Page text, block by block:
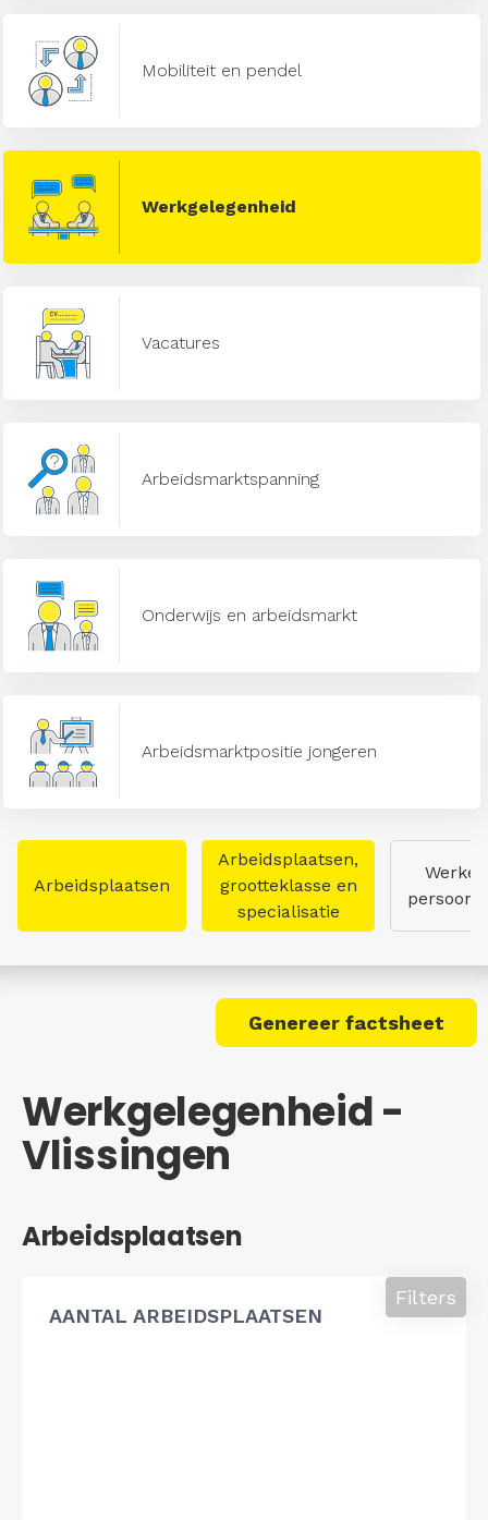
Mobiliteit en pendel
Werkgelegenheid
Vacatures
Arbeidsmarktspanning
Onderwijs en arbeidsmarkt
Arbeidsmarktpositie jongeren
Arbeidsplaatsen
Arbeidsplaatsen,
grootteklasse en
specialisatie
Genereer factsheet
Werkgelegenheid -
Vlissingen
Arbeidsplaatsen
AANTAL ARBEIDSPLAATSEN
Filters